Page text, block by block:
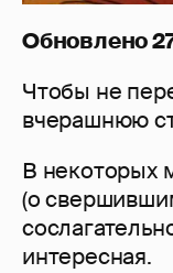
Обновлено
Чтобы не
вчерашнюю
В некоторых
(о
интересная.